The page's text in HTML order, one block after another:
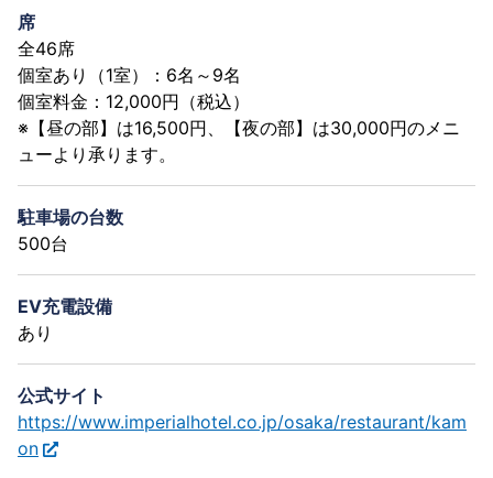
席
全46席
個室あり（1室）：6名～9名
個室料金：12,000円（税込）
※【昼の部】は16,500円、【夜の部】は30,000円のメニ
ューより承ります。
駐車場の台数
500台
EV充電設備
あり
公式サイト
https://www.imperialhotel.co.jp/osaka/restaurant/kam
on